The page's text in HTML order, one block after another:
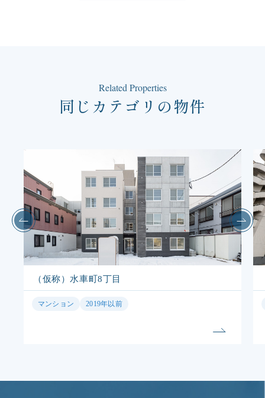
Related Properties
同じカテゴリの物件
（仮称）水車町8丁目
マンション 2019年以前